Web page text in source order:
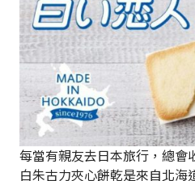
每當有親友去日本旅行，總會
白朱古力夾心餅乾是來自北海